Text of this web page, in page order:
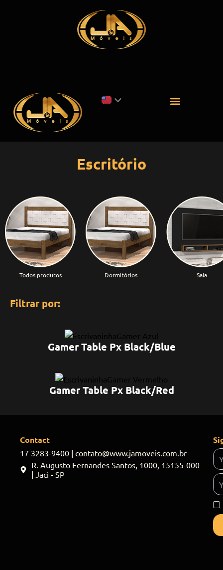
Escritório
Todos produtos Dormitórios Sala
Filtrar por:
Gamer Table Px Black/Blue
Gamer Table Px Black/Red
Contact
17 3283-9400 | contato@www.jamoveis.com.br
R. Augusto Fernandes Santos, 1000, 15155-000
| Jaci - SP